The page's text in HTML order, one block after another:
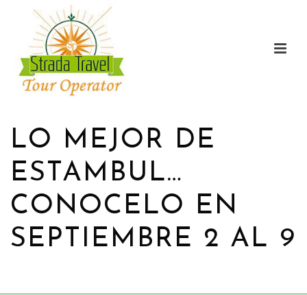
LO MEJOR DE
ESTAMBUL…
CONOCELO EN
SEPTIEMBRE 2 AL 9